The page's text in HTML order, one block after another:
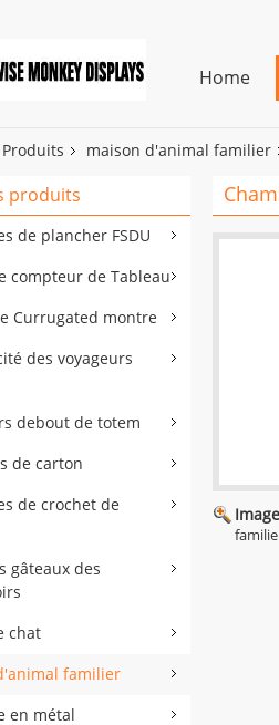
Home
Produits maison d'animal familier
produits
de plancher FSDU
compteur de Tableau
Currugated montre
des voyageurs
debout de totem
de carton
de crochet de
gâteaux des
chat
familier
en métal